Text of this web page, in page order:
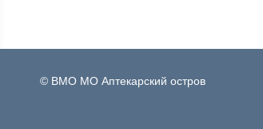
© ВМО МО Аптекарский остров